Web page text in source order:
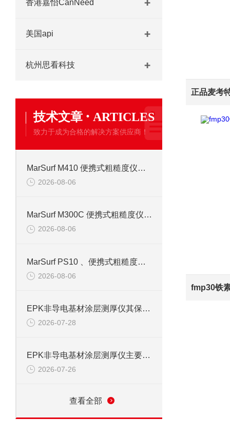
香港嘉怡CanNeed
美国api
杭州思看科技
技术文章 · ARTICLES
致力于成为合格的解决方案供应商！
MarSurf M410 便携式粗糙度仪信息
2026-08-06
MarSurf M300C 便携式粗糙度仪操作说明
2026-08-06
MarSurf PS10 、便携式粗糙度仪信息
2026-08-06
EPK非导电基材涂层测厚仪其保养需从以下方面入手
2026-07-28
EPK非导电基材涂层测厚仪主要由以下几个核心部分组成
2026-07-26
查看全部